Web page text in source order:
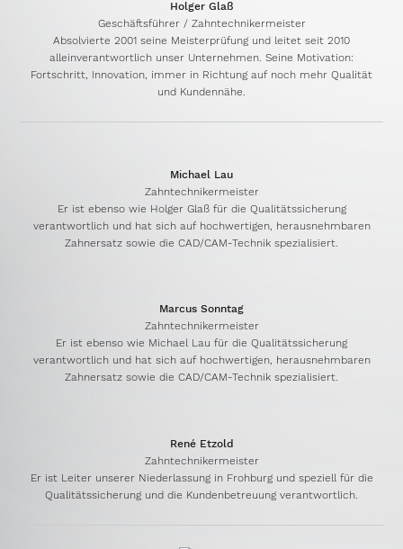
Holger Glaß
Geschäftsführer / Zahntechnikermeister
Absolvierte 2001 seine Meisterprüfung und leitet seit 2010
alleinverantwortlich unser Unternehmen. Seine Motivation:
Fortschritt, Innovation, immer in Richtung auf noch mehr Qualität
und Kundennähe.
Michael Lau
Zahntechnikermeister
Er ist ebenso wie Holger Glaß für die Qualitätssicherung
verantwortlich und hat sich auf hochwertigen, herausnehmbaren
Zahnersatz sowie die CAD/CAM-Technik spezialisiert.
Marcus Sonntag
Zahntechnikermeister
Er ist ebenso wie Michael Lau für die Qualitätssicherung
verantwortlich und hat sich auf hochwertigen, herausnehmbaren
Zahnersatz sowie die CAD/CAM-Technik spezialisiert.
René Etzold
Zahntechnikermeister
Er ist Leiter unserer Niederlassung in Frohburg und speziell für die
Qualitätssicherung und die Kundenbetreuung verantwortlich.